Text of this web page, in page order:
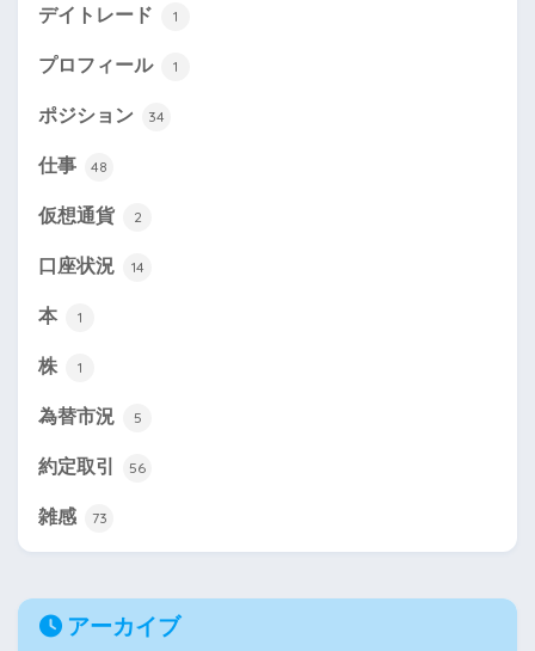
デイトレード 1
プロフィール 1
ポジション 34
仕事 48
仮想通貨 2
口座状況 14
本 1
株 1
為替市況 5
約定取引 56
雑感 73
アーカイブ